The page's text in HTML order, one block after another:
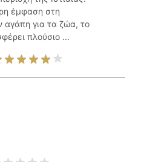
έμφαση στη
αγάπη για τα ζώα, το
πλούσιο ...